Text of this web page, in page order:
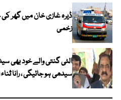
زخمی
الٹی گنتی والے خود بھی
سیدھی ہو جائیگی ، رانا ثناء